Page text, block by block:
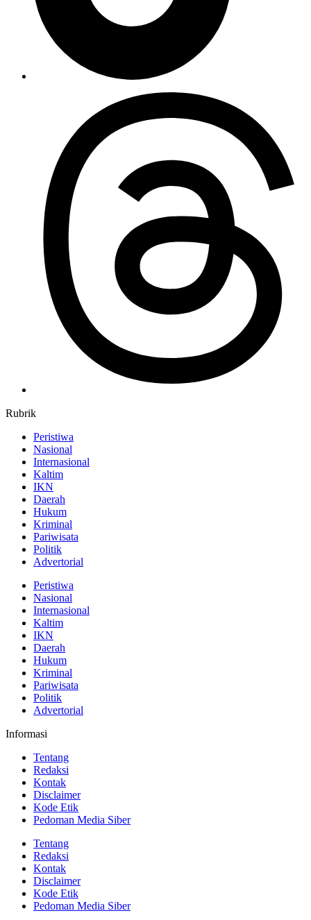
Rubrik
Peristiwa
Nasional
Internasional
Kaltim
IKN
Daerah
Hukum
Kriminal
Pariwisata
Politik
Advertorial
Peristiwa
Nasional
Internasional
Kaltim
IKN
Daerah
Hukum
Kriminal
Pariwisata
Politik
Advertorial
Informasi
Tentang
Redaksi
Kontak
Disclaimer
Kode Etik
Pedoman Media Siber
Tentang
Redaksi
Kontak
Disclaimer
Kode Etik
Pedoman Media Siber